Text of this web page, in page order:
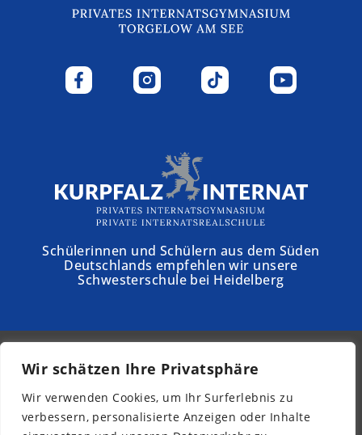
Wir schätzen Ihre Privatsphäre
Wir verwenden Cookies, um Ihr Surferlebnis zu
verbessern, personalisierte Anzeigen oder Inhalte
Schülerinnen und Schülern aus dem Süden
Deutschlands empfehlen wir unsere
Schwesterschule bei Heidelberg
© 2026 - Schloss Torgelow
Newsletter